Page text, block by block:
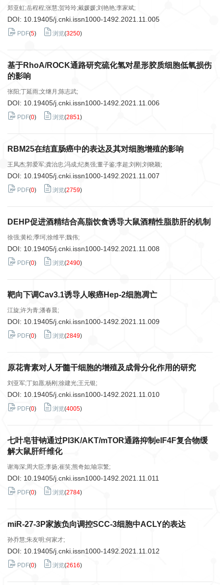
郑亚虹;岳程程;张慧;贺玲玲;戴媛媛;刘艳艳;李家斌;
DOI: 10.19405/j.cnki.issn1000-1492.2021.11.005
PDF(5) 浏览(3250)
基于RhoA/ROCK通路研究硫化氢对星形胶质细胞低氧损伤
的影响
张阳;丁延雨;文继月;陈志武;
DOI: 10.19405/j.cnki.issn1000-1492.2021.11.006
PDF(0) 浏览(2851)
RBM25在结直肠癌中的表达及其对细胞增殖的影响
王凤杰;郭爱军;龚治忠;冯成;纪奥强;董子鉴;李超;刘刚;刘晓颖;
DOI: 10.19405/j.cnki.issn1000-1492.2021.11.007
PDF(0) 浏览(2759)
DEHP促进酒精结合高脂饮食诱导大鼠酒精性脂肪肝的机制
徐强;黄松;季珂;徐维平;魏伟;
DOI: 10.19405/j.cnki.issn1000-1492.2021.11.008
PDF(0) 浏览(2490)
靶向下调Cav3.1诱导人喉癌Hep-2细胞凋亡
江旋;许为青;潘春晨;
DOI: 10.19405/j.cnki.issn1000-1492.2021.11.009
PDF(0) 浏览(2849)
原花青素对人牙髓干细胞的增殖及成骨分化作用的研究
刘亚军;丁如愿;杨刚;徐建光;王元银;
DOI: 10.19405/j.cnki.issn1000-1492.2021.11.010
PDF(0) 浏览(4005)
七叶皂苷钠通过PI3K/AKT/mTOR通路抑制eIF4F复合物缓
解大鼠肝纤维化
谢海深;周大臣;李扬;崔笑;熊奇如;喻宗繁;
DOI: 10.19405/j.cnki.issn1000-1492.2021.11.011
PDF(0) 浏览(2784)
miR-27-3P家族负向调控SCC-3细胞中ACLY的表达
孙乔慧;朱友明;何家才;
DOI: 10.19405/j.cnki.issn1000-1492.2021.11.012
PDF(0) 浏览(2616)